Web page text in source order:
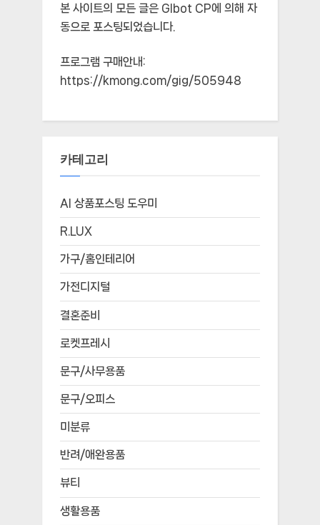
본 사이트의 모든 글은 Glbot CP에 의해 자
동으로 포스팅되었습니다.
프로그램 구매안내:
https://kmong.com/gig/505948
카테고리
AI 상품포스팅 도우미
R.LUX
가구/홈인테리어
가전디지털
결혼준비
로켓프레시
문구/사무용품
문구/오피스
미분류
반려/애완용품
뷰티
생활용품